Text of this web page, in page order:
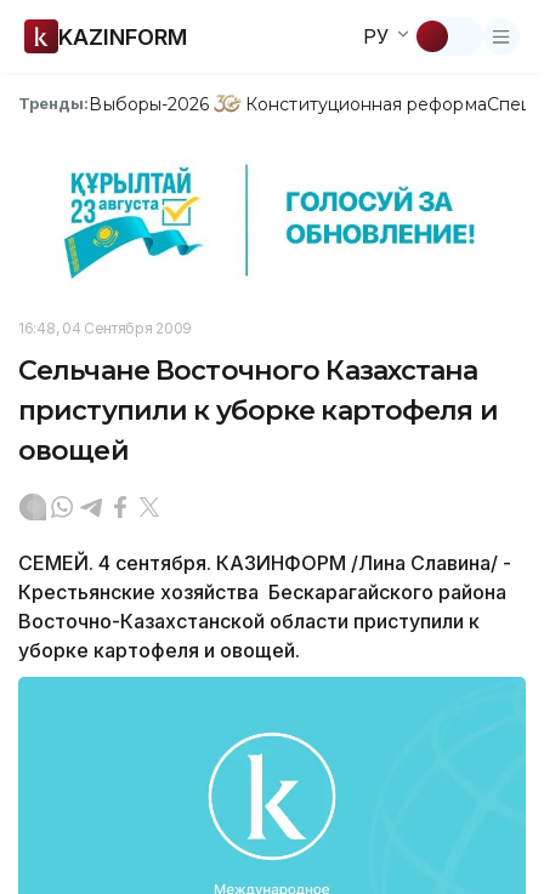
KAZINFORM РУ
Тренды:Выборы-2026 Конституционная реформа
16:48, 04 Сентября 2009
Сельчане Восточного Казахстана
приступили к уборке картофеля и
овощей
СЕМЕЙ. 4 сентября. КАЗИНФОРМ /Лина Славина/ -
Крестьянские хозяйства Бескарагайского района
Восточно-Казахстанской области приступили к
уборке картофеля и овощей.